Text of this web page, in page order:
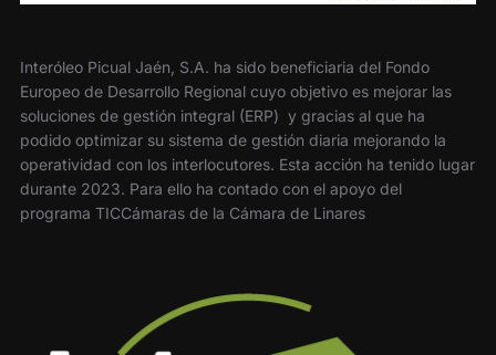
Interóleo Picual Jaén, S.A. ha sido beneficiaria del Fondo
Europeo de Desarrollo Regional cuyo objetivo es mejorar las
soluciones de gestión integral (ERP) y gracias al que ha
podido optimizar su sistema de gestión diaria mejorando la
operatividad con los interlocutores. Esta acción ha tenido lugar
durante 2023. Para ello ha contado con el apoyo del
programa TICCámaras de la Cámara de Linares